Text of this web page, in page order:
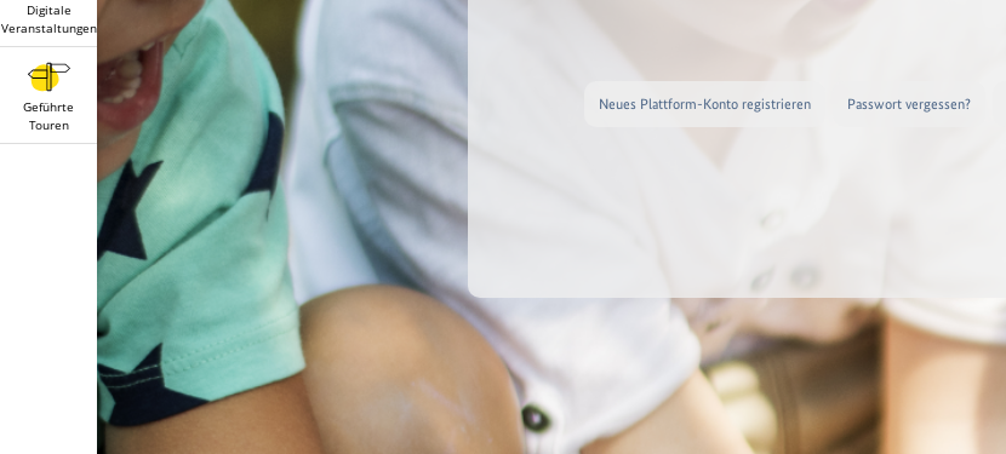
Digitale
Veranstaltungen
Geführte
Touren
Neues Plattform-Konto registrieren Passwort vergessen?